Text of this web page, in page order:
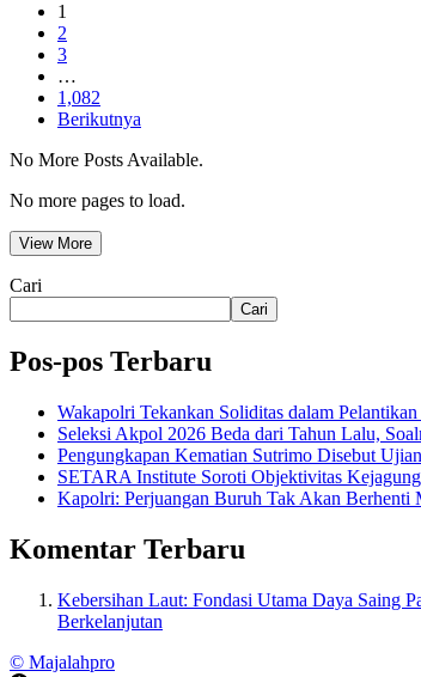
1
2
3
…
1,082
Berikutnya
No More Posts Available.
No more pages to load.
View More
Cari
Cari
Pos-pos Terbaru
Wakapolri Tekankan Soliditas dalam
Seleksi Akpol 2026 Beda dari Tahun Lalu,
Pengungkapan Kematian Sutrimo Disebut
SETARA Institute Soroti Objektivitas
Kapolri: Perjuangan Buruh Tak Akan Berhenti
Komentar Terbaru
Kebersihan Laut: Fondasi Utama Daya Saing
Berkelanjutan
© Majalahpro